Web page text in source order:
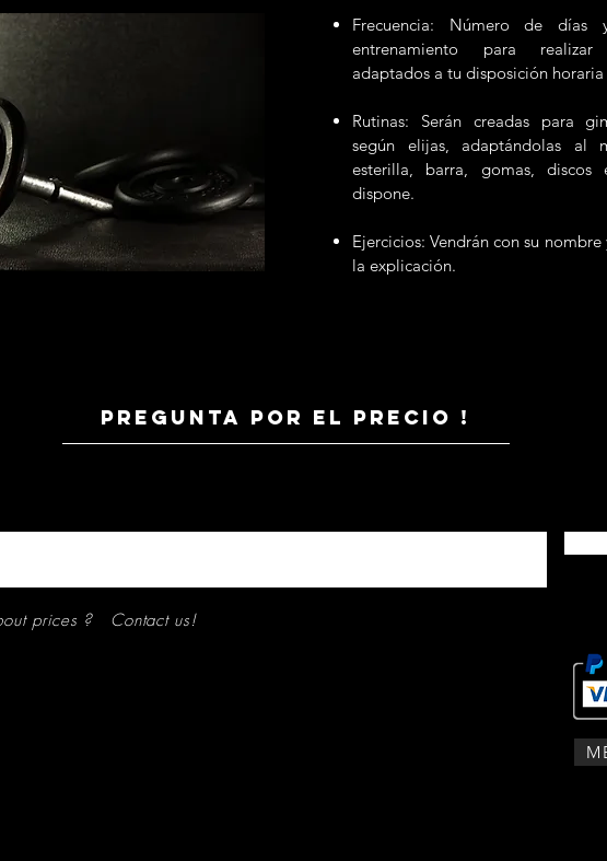
Frecuencia: Número de días
entrenamiento para
adaptados a tu disposición
Rutinas: Serán creadas para
según elijas, adaptándolas al
esterilla, barra, gomas,
dispone.
Ejercicios: Vendrán con su nombre
la explicación.
PREGUNTA POR EL PRECIO !
prices ? Contact us!